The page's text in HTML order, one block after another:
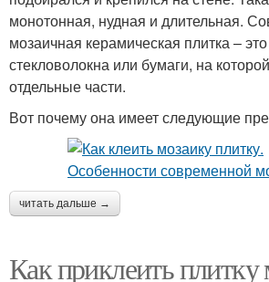
монотонная, нудная и длительная.
мозаичная керамическая плитка –
стекловолокна или бумаги, на
отдельные части.
Вот почему она имеет следующие
читать дальше →
Как приклеить